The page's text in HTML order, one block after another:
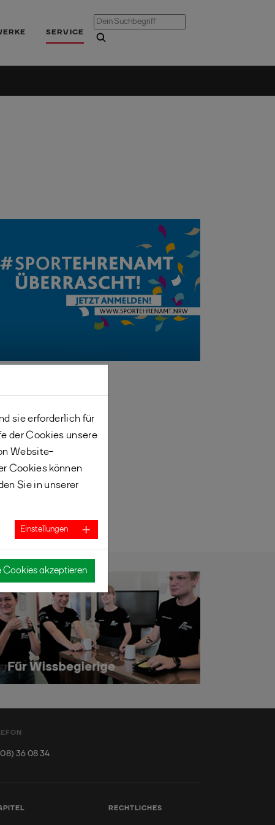
SERVICE
36 08 34
RECHTLICHES
sie erforderlich für
der Cookies unsere
Website-
Cookies können
Sie in unserer
Einstellungen
Cookies akzeptieren